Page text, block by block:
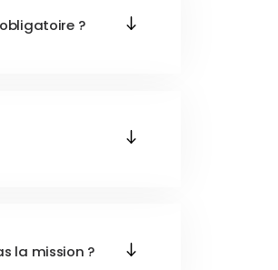
?
la mission ?